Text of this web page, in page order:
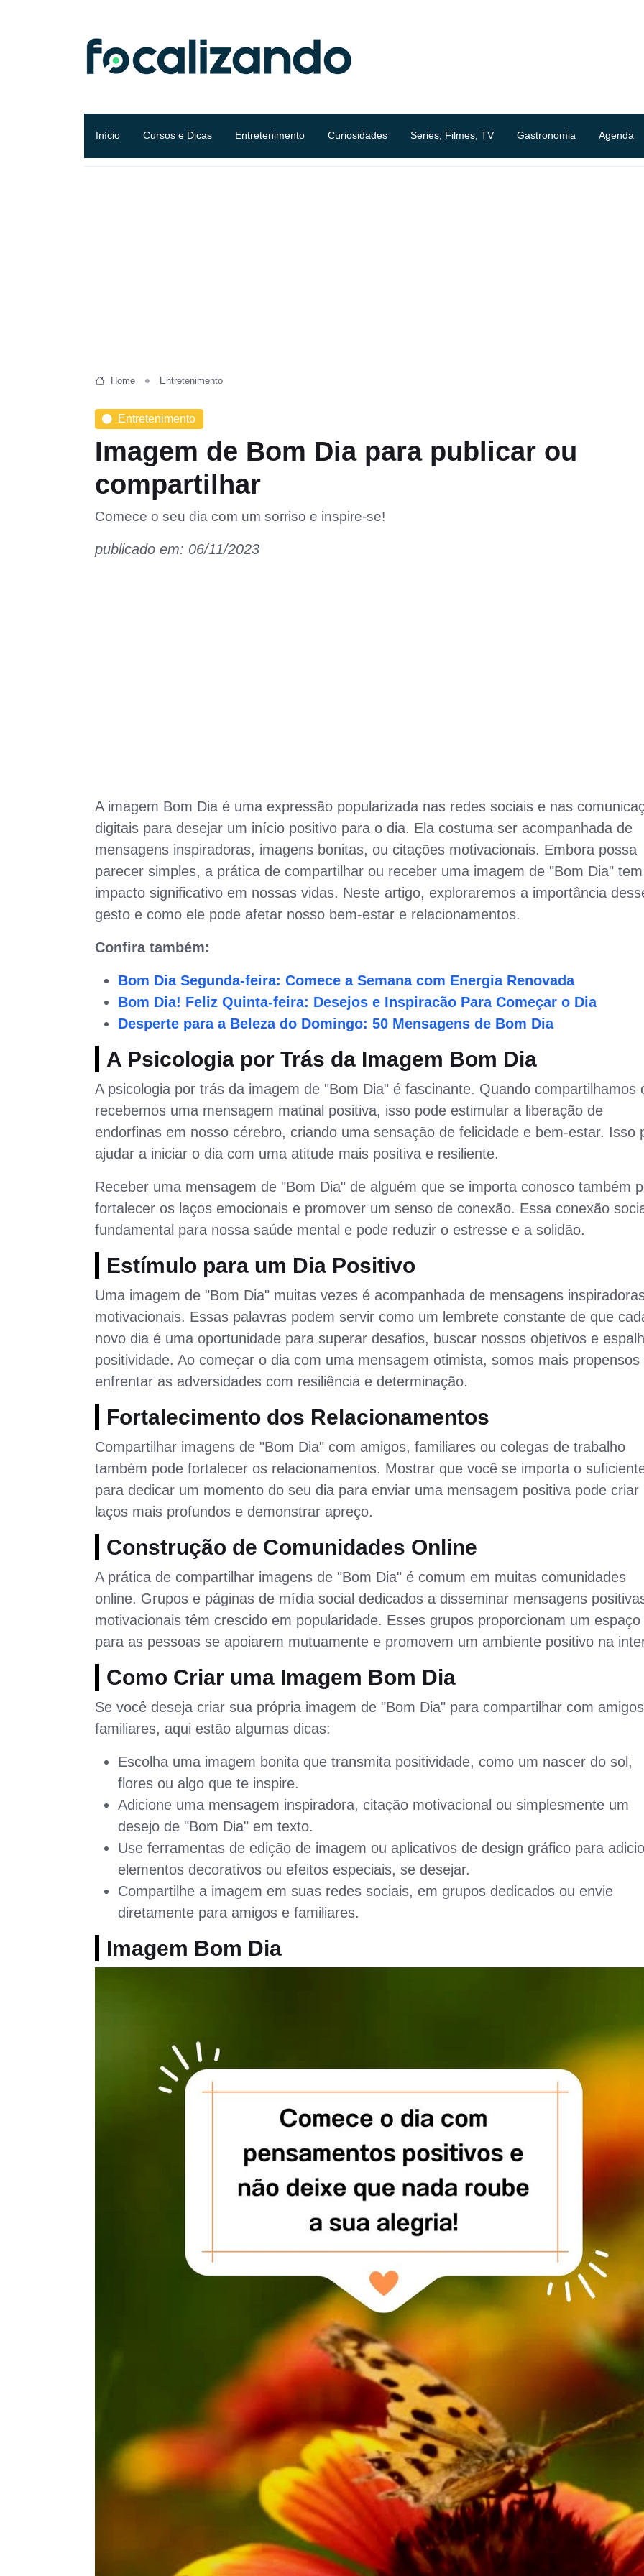
Início Cursos e Dicas Entretenimento Curiosidades Series, Filmes, TV Gastronomia Agenda
Home Entretenimento
Entretenimento
Imagem de Bom Dia para publicar ou
compartilhar
Comece o seu dia com um sorriso e inspire-se!
publicado em: 06/11/2023
A imagem Bom Dia é uma expressão popularizada nas redes sociais e nas
digitais para desejar um início positivo para o dia. Ela costuma ser acompanhada de
mensagens inspiradoras, imagens bonitas, ou citações motivacionais. Embora possa
parecer simples, a prática de compartilhar ou receber uma imagem de "Bom Dia"
impacto significativo em nossas vidas. Neste artigo, exploraremos a importância
gesto e como ele pode afetar nosso bem-estar e relacionamentos.
Confira também:
Bom Dia Segunda-feira: Comece a Semana com Energia Renovada
Bom Dia! Feliz Quinta-feira: Desejos e Inspiracão Para Começar o Dia
Desperte para a Beleza do Domingo: 50 Mensagens de Bom Dia
A Psicologia por Trás da Imagem Bom Dia
A psicologia por trás da imagem de "Bom Dia" é fascinante. Quando compartilhamos
recebemos uma mensagem matinal positiva, isso pode estimular a liberação de
endorfinas em nosso cérebro, criando uma sensação de felicidade e bem-estar. Isso
ajudar a iniciar o dia com uma atitude mais positiva e resiliente.
Receber uma mensagem de "Bom Dia" de alguém que se importa conosco também
fortalecer os laços emocionais e promover um senso de conexão. Essa conexão
fundamental para nossa saúde mental e pode reduzir o estresse e a solidão.
Estímulo para um Dia Positivo
Uma imagem de "Bom Dia" muitas vezes é acompanhada de mensagens
motivacionais. Essas palavras podem servir como um lembrete constante de que
novo dia é uma oportunidade para superar desafios, buscar nossos objetivos e
positividade. Ao começar o dia com uma mensagem otimista, somos mais propensos
enfrentar as adversidades com resiliência e determinação.
Fortalecimento dos Relacionamentos
Compartilhar imagens de "Bom Dia" com amigos, familiares ou colegas de trabalho
também pode fortalecer os relacionamentos. Mostrar que você se importa o
para dedicar um momento do seu dia para enviar uma mensagem positiva pode criar
laços mais profundos e demonstrar apreço.
Construção de Comunidades Online
A prática de compartilhar imagens de "Bom Dia" é comum em muitas comunidades
online. Grupos e páginas de mídia social dedicados a disseminar mensagens
motivacionais têm crescido em popularidade. Esses grupos proporcionam um espaço
para as pessoas se apoiarem mutuamente e promovem um ambiente positivo na
Como Criar uma Imagem Bom Dia
Se você deseja criar sua própria imagem de "Bom Dia" para compartilhar com
familiares, aqui estão algumas dicas:
Escolha uma imagem bonita que transmita positividade, como um nascer do sol,
flores ou algo que te inspire.
Adicione uma mensagem inspiradora, citação motivacional ou simplesmente um
desejo de "Bom Dia" em texto.
Use ferramentas de edição de imagem ou aplicativos de design gráfico para
elementos decorativos ou efeitos especiais, se desejar.
Compartilhe a imagem em suas redes sociais, em grupos dedicados ou envie
diretamente para amigos e familiares.
Imagem Bom Dia